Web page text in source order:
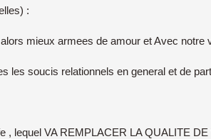
:
mieux armees de amour et Avec notre
les soucis relationnels en general et de
, lequel VA REMPLACER LA QUALITE DE